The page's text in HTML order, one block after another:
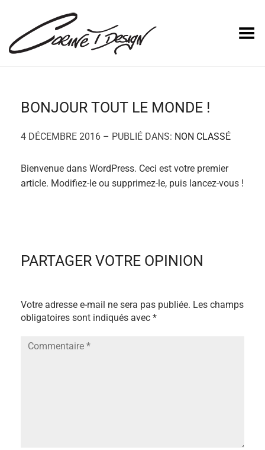
Basculer le menu
BONJOUR TOUT LE MONDE !
4 DÉCEMBRE 2016 – PUBLIÉ DANS: NON CLASSÉ
Bienvenue dans WordPress. Ceci est votre premier
article. Modifiez-le ou supprimez-le, puis lancez-vous !
PARTAGER VOTRE OPINION
Votre adresse e-mail ne sera pas publiée. Les champs
obligatoires sont indiqués avec *